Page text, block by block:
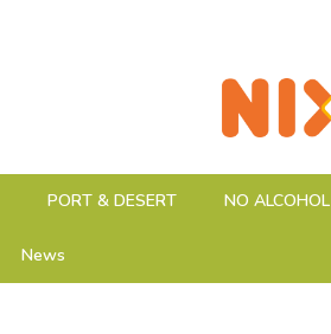
PORT & DESERT NO ALCOHOL
News